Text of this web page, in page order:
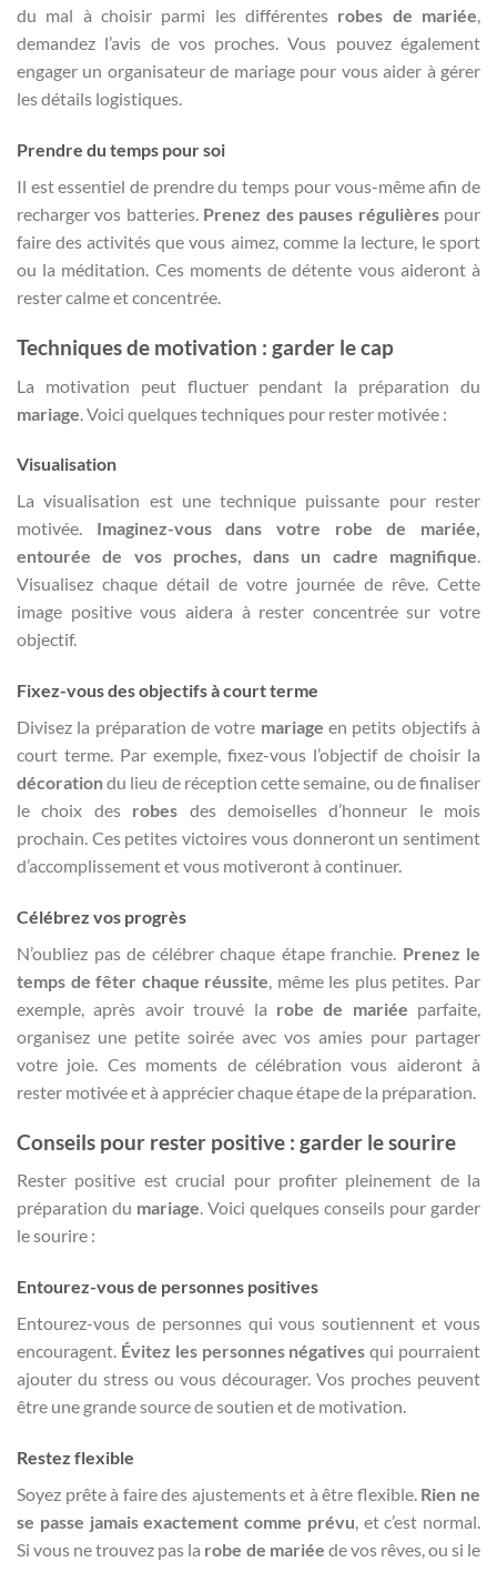
du mal à choisir parmi les différentes robes de mariée,
demandez l’avis de vos proches. Vous pouvez également
engager un organisateur de mariage pour vous aider à gérer
les détails logistiques.
Prendre du temps pour soi
Il est essentiel de prendre du temps pour vous-même afin de
recharger vos batteries. Prenez des pauses régulièrespour
faire des activités que vous aimez, comme la lecture, le sport
ou la méditation. Ces moments de détente vous aideront à
rester calme et concentrée.
Techniques de motivation : garder le cap
La motivation peut fluctuer pendant la préparation du
mariage . Voici quelques techniques pour rester motivée :
Visualisation
La visualisation est une technique puissante pour rester
motivée. Imaginez-vous dans votre robe de mariée,
entourée de vos proches, dans un cadre magnifique.
Visualisez chaque détail de votre journée de rêve. Cette
image positive vous aidera à rester concentrée sur votre
objectif.
Fixez-vous des objectifs à court terme
Divisez la préparation de votre mariage en petits objectifs à
court terme. Par exemple, fixez-vous l’objectif de choisir la
décorationdu lieu de réception cette semaine, ou de finaliser
le choix des robes des demoiselles d’honneur le mois
prochain. Ces petites victoires vous donneront un sentiment
d’accomplissement et vous motiveront à continuer.
Célébrez vos progrès
N’oubliez pas de célébrer chaque étape franchie. Prenez le
temps de fêter chaque réussite, même les plus petites. Par
exemple, après avoir trouvé la robe de mariée parfaite,
organisez une petite soirée avec vos amies pour partager
votre joie. Ces moments de célébration vous aideront à
rester motivée et à apprécier chaque étape de la préparation.
Conseils pour rester positive : garder le sourire
Rester positive est crucial pour profiter pleinement de la
préparation du mariage. Voici quelques conseils pour garder
le sourire :
Entourez-vous de personnes positives
Entourez-vous de personnes qui vous soutiennent et vous
encouragent. Évitez les personnes négatives qui pourraient
ajouter du stress ou vous décourager. Vos proches peuvent
être une grande source de soutien et de motivation.
Restez flexible
Soyez prête à faire des ajustements et à être flexible. Rien ne
se passe jamais exactement comme prévu, et c’est normal.
Si vous ne trouvez pas la robe de mariée de vos rêves, ou si le